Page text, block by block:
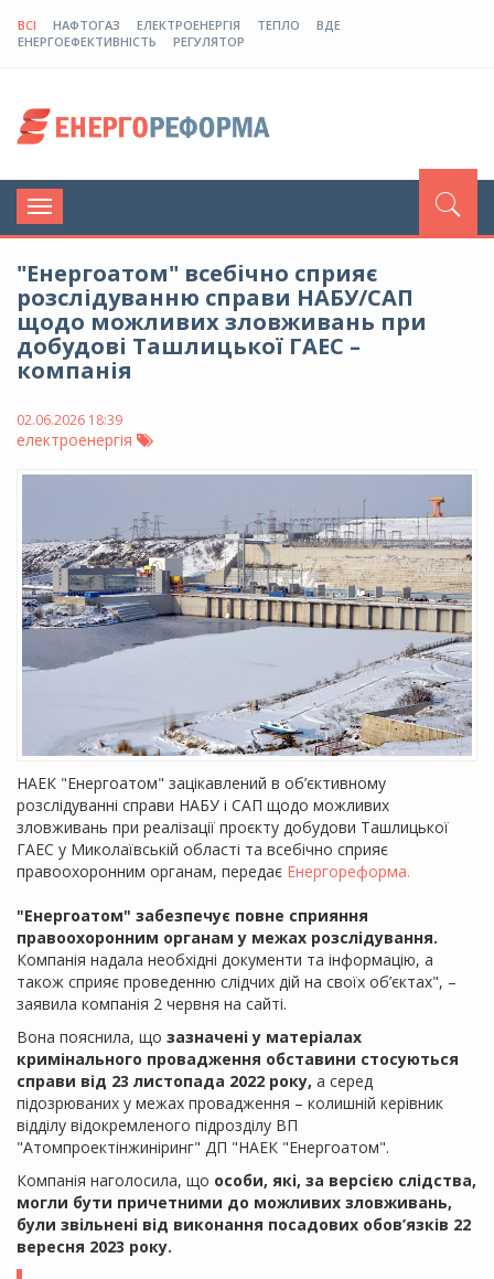
ВСІ НАФТОГАЗ ЕЛЕКТРОЕНЕРГІЯ ТЕПЛО
ВДЕ
ЕНЕРГОЕФЕКТИВНІСТЬ
РЕГУЛЯТОР
Toggle
navigation
"Енергоатом" всебічно сприяє
розслідуванню справи НАБУ/САП
щодо можливих зловживань при
добудові Ташлицької ГАЕС –
компанія
02.06.2026 18:39
електроенергія
НАЕК "Енергоатом" зацікавлений в об’єктивному
розслідуванні справи НАБУ і САП щодо можливих
зловживань при реалізації проєкту добудови Ташлицької
ГАЕС у Миколаївській області та всебічно сприяє
правоохоронним органам, передає Енергореформа.
"Енергоатом" забезпечує повне сприяння
правоохоронним органам у межах розслідування.
Компанія надала необхідні документи та інформацію, а
також сприяє проведенню слідчих дій на своїх об’єктах", –
заявила компанія 2 червня на сайті.
Вона пояснила, що зазначені у матеріалах
кримінального провадження обставини стосуються
справи від 23 листопада 2022 року, а серед
підозрюваних у межах провадження – колишній керівник
відділу відокремленого підрозділу ВП
"Атомпроектінжиніринг" ДП "НАЕК "Енергоатом".
Компанія наголосила, що особи, які, за версією слідства,
могли бути причетними до можливих зловживань,
були звільнені від виконання посадових обов’язків 22
вересня 2023 року.